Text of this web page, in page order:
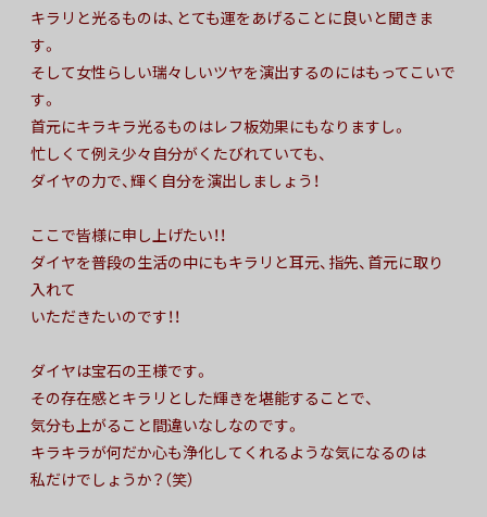
キラリと光るものは、とても運をあげることに良いと聞きま
す。
そして女性らしい瑞々しいツヤを演出するのにはもってこいで
す。
首元にキラキラ光るものはレフ板効果にもなりますし。
忙しくて例え少々自分がくたびれていても、
ダイヤの力で、輝く自分を演出しましょう！
ここで皆様に申し上げたい！！
ダイヤを普段の生活の中にもキラリと耳元、指先、首元に取り
入れて
いただきたいのです！！
ダイヤは宝石の王様です。
その存在感とキラリとした輝きを堪能することで、
気分も上がること間違いなしなのです。
キラキラが何だか心も浄化してくれるような気になるのは
私だけでしょうか？（笑）